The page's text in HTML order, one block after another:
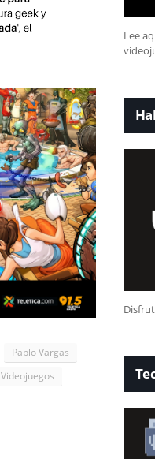
Pablo Vargas
Videojuegos
Lee